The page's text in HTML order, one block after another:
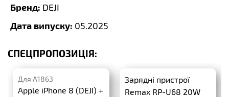
Бренд: DEJI
Дата випуску: 05.2025
СПЕЦПРОПОЗИЦІЯ:
Для A1863
Apple iPhone 8 (DEJI) +
Зарядні пристрої
Remax RP-U68 20W